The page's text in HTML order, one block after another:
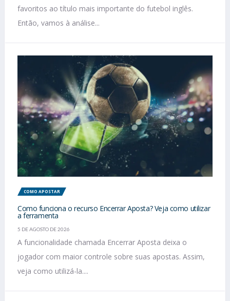
favoritos ao título mais importante do futebol inglês.
Então, vamos à análise...
COMO APOSTAR
Como funciona o recurso Encerrar Aposta? Veja como utilizar
a ferramenta
5 DE AGOSTO DE 2026
A funcionalidade chamada Encerrar Aposta deixa o
jogador com maior controle sobre suas apostas. Assim,
veja como utilizá-la....